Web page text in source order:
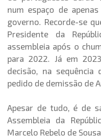
num espaço de
governo. Recorde-se
Presidente da
assembleia após o
para 2022. Já em
decisão, na sequência
pedido de demissão de
Apesar de tudo, é de
Assembleia da
Marcelo Rebelo de